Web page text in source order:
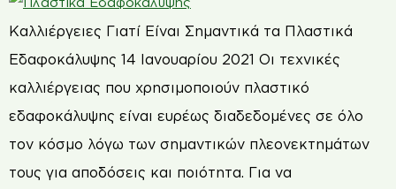
Καλλιέργειες Γιατί Είναι Σημαντικά τα Πλαστικά
Εδαφοκάλυψης 14 Ιανουαρίου 2021 Οι τεχνικές
καλλιέργειας που χρησιμοποιούν πλαστικό
εδαφοκάλυψης είναι ευρέως διαδεδομένες σε όλο
τον κόσμο λόγω των σημαντικών πλεονεκτημάτων
τους για αποδόσεις και ποιότητα. Για να